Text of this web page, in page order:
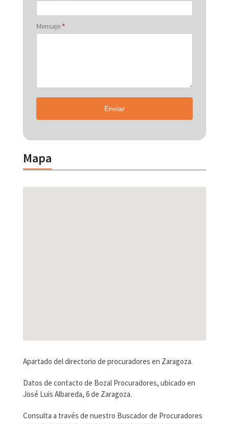
Mensaje*
Enviar
Mapa
Apartado del directorio de procuradores en Zaragoza.
Datos de contacto de Bozal Procuradores, ubicado en
José Luis Albareda, 6 de Zaragoza.
Consulta a través de nuestro Buscador de Procuradores